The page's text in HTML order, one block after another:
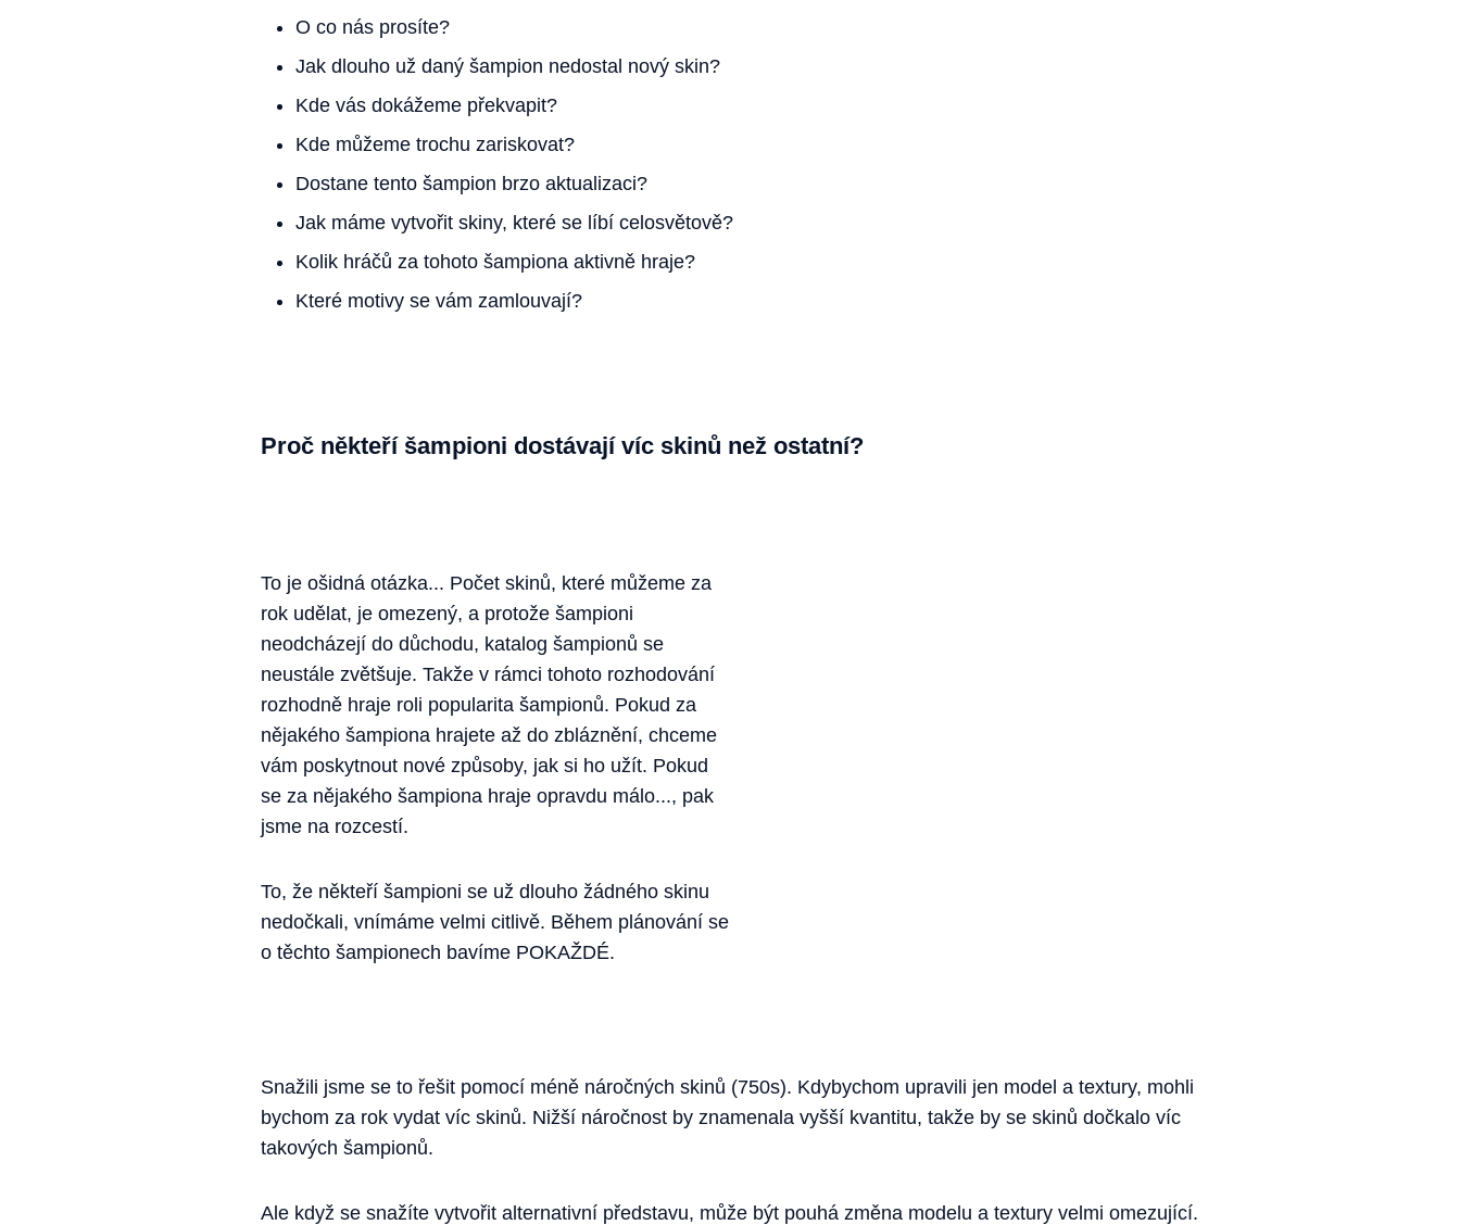
O co nás prosíte?
Jak dlouho už daný šampion nedostal nový skin?
Kde vás dokážeme překvapit?
Kde můžeme trochu zariskovat?
Dostane tento šampion brzo aktualizaci?
Jak máme vytvořit skiny, které se líbí celosvětově?
Kolik hráčů za tohoto šampiona aktivně hraje?
Které motivy se vám zamlouvají?
Proč někteří šampioni dostávají víc skinů než ostatní?
To je ošidná otázka... Počet skinů, které můžeme za
rok udělat, je omezený, a protože šampioni
neodcházejí do důchodu, katalog šampionů se
neustále zvětšuje. Takže v rámci tohoto rozhodování
rozhodně hraje roli popularita šampionů. Pokud za
nějakého šampiona hrajete až do zbláznění, chceme
vám poskytnout nové způsoby, jak si ho užít. Pokud
se za nějakého šampiona hraje opravdu málo..., pak
jsme na rozcestí.
To, že někteří šampioni se už dlouho žádného skinu
nedočkali, vnímáme velmi citlivě. Během plánování se
o těchto šampionech bavíme POKAŽDÉ.
Snažili jsme se to řešit pomocí méně náročných skinů (750s). Kdybychom upravili jen model a textury, mohli
bychom za rok vydat víc skinů. Nižší náročnost by znamenala vyšší kvantitu, takže by se skinů dočkalo víc
takových šampionů.
Ale když se snažíte vytvořit alternativní představu, může být pouhá změna modelu a textury velmi omezující.